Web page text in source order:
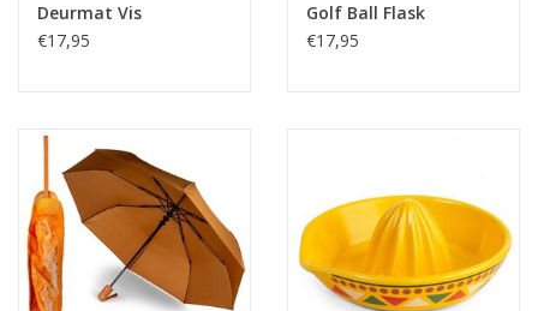
Deurmat Vis
€17,95
Golf Ball Flask
€17,95